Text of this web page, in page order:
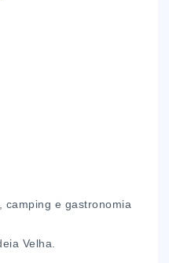
camping e gastronomia
Velha.